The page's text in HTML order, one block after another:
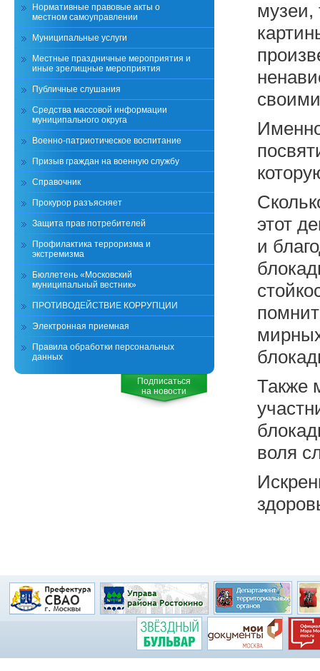
музеи,
этот
и
Также
воля
Нормативные правовые акты о
местном самоуправлении
Муниципальные услуги
Местные праздничные мероприятия и
иные зрелищные мероприятия
Публичные слушания
Средства массовой информации
муниципального округа
Военно-патриотическое воспитание
Призыв граждан на военную службу
Справочник
Прокурор разъясняет
Защита прав потребителей
Профилактика терроризма и
экстремизма
Бюллетень «Московский
муниципальный вестник»
ПРОТИВОДЕЙСТВИЕ КОРРУПЦИИ
Электронная приемная
Правила обработки персональных
данных
Подписаться
на новости